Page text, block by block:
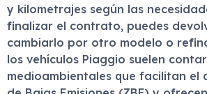
y kilometrajes según las
finalizar el contrato, puedes
cambiarlo por otro modelo o
los vehículos Piaggio suelen
medioambientales que facilitan el